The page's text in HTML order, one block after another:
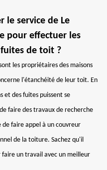
le service de Le
pour effectuer les
de toit ?
les propriétaires des maisons
l'étanchéité de leur toit. En
et des fuites puissent se
faire des travaux de recherche
faire appel à un couvreur
de la toiture. Sachez qu'il
faire un travail avec un meilleur